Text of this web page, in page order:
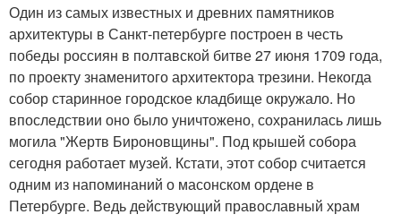
Один из самых известных и древних памятников
архитектуры в Санкт-петербурге построен в честь
победы россиян в полтавской битве 27 июня 1709 года,
по проекту знаменитого архитектора трезини. Некогда
собор старинное городское кладбище окружало. Но
впоследствии оно было уничтожено, сохранилась лишь
могила "Жертв Бироновщины". Под крышей собора
сегодня работает музей. Кстати, этот собор считается
одним из напоминаний о масонском ордене в
Петербурге. Ведь действующий православный храм